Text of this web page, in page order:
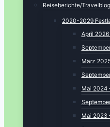
Reiseberichte/
2020-2029
April
März
Mai 2024
Mai 2023